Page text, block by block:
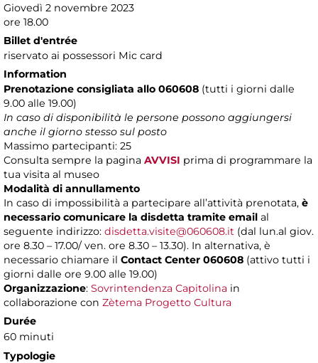
Giovedì 2 novembre 2023
ore 18.00
Billet d'entrée
riservato ai possessori Mic card
Information
Prenotazione consigliata allo 060608 (tutti i giorni dalle
9.00 alle 19.00)
In caso di disponibilità le persone possono aggiungersi
anche il giorno stesso sul posto
Massimo partecipanti: 25
Consulta sempre la pagina AVVISI prima di programmare la
tua visita al museo
Modalità di annullamento
In caso di impossibilità a partecipare all’attività prenotata, è
necessario comunicare la disdetta tramite email al
seguente indirizzo: disdetta.visite@060608.it (dal lun.al giov.
ore 8.30 – 17.00/ ven. ore 8.30 – 13.30). In alternativa, è
necessario chiamare il Contact Center 060608 (attivo tutti i
giorni dalle ore 9.00 alle 19.00)
Organizzazione: Sovrintendenza Capitolina in
collaborazione con Zètema Progetto Cultura
Durée
60 minuti
Typologie